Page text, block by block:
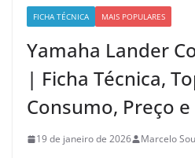
FICHA TÉCNICA MAIS POPULARES
Yamaha Lander
| Ficha Técnica,
Consumo, Preço
19 de janeiro de 2026 Marcelo